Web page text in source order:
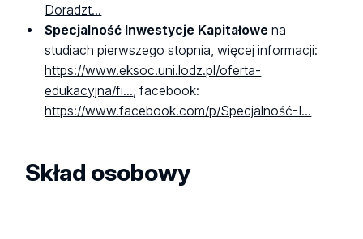
Doradzt...
Specjalność Inwestycje Kapitałowe na
studiach pierwszego stopnia, więcej informacji:
https://www.eksoc.uni.lodz.pl/oferta-
edukacyjna/fi..., facebook:
https://www.facebook.com/p/Specjalność-I...
Skład osobowy